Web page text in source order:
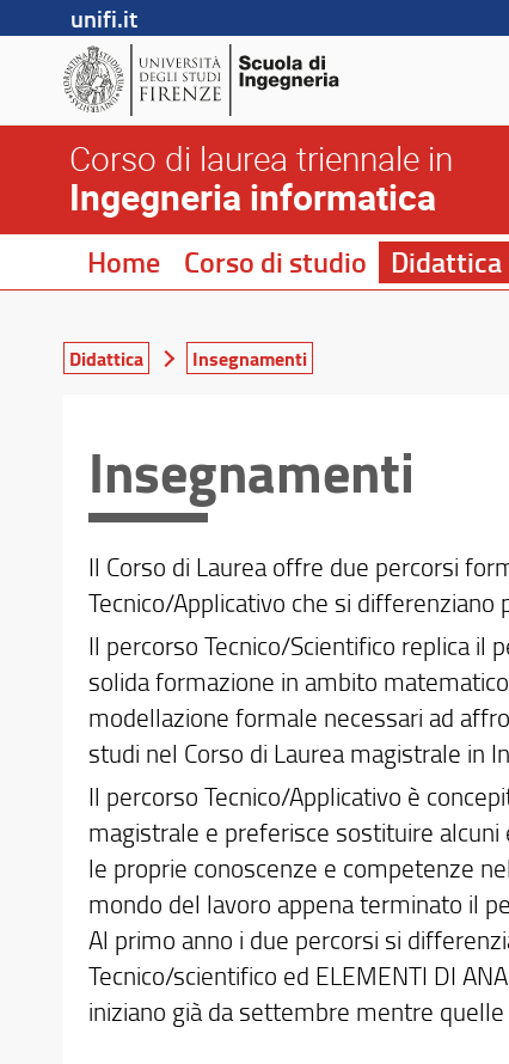
unifi.it
Corso di laurea triennale in
Ingegneria informatica
Home Corso di studio Didattica
Didattica Insegnamenti
Insegnamenti
Il Corso di Laurea offre due percorsi
Tecnico/Applicativo che si
Il percorso Tecnico/Scientifico replica il
solida formazione in ambito
modellazione formale necessari ad
studi nel Corso di Laurea magistrale in
Il percorso Tecnico/Applicativo è
magistrale e preferisce sostituire
le proprie conoscenze e competenze
mondo del lavoro appena terminato il
Al primo anno i due percorsi si
Tecnico/scientifico ed ELEMENTI DI
iniziano già da settembre mentre quelle